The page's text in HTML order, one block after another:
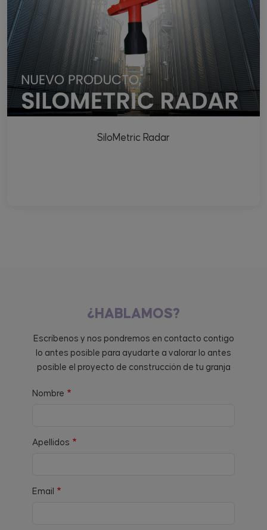
SiloMetric Radar
¿HABLAMOS?
Escríbenos y nos pondremos en contacto contigo
lo antes posible para ayudarte a valorar lo antes
posible el proyecto de construcción de tu granja
Nombre
Apellidos
Email